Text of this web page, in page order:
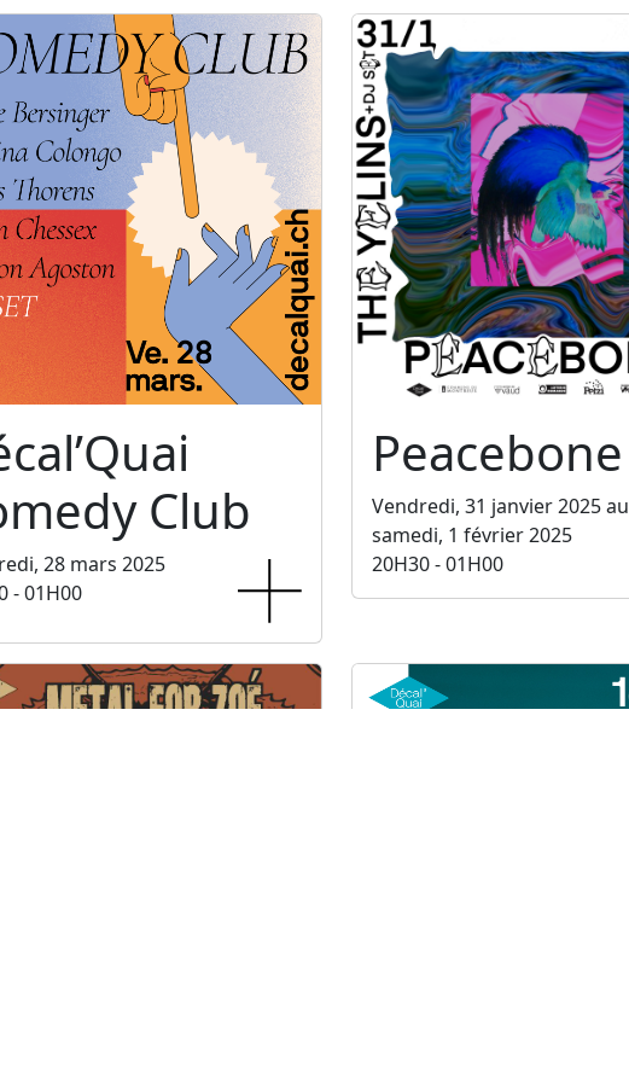
Club
28 mars 2025
- 01H00
Peacebone
Vendredi, 31 janvier 2025 au
samedi, 1 février 2025
20H30 - 01H00